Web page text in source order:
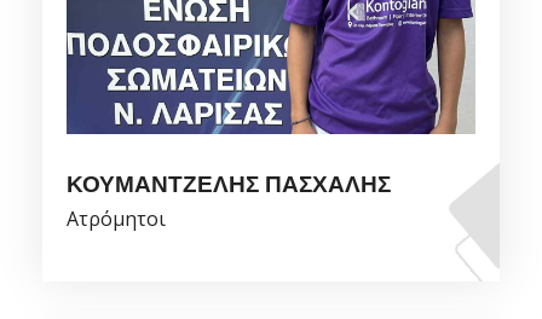
ΚΟΥΜΑΝΤΖΕΛΗΣ ΠΑΣΧΆΛΗΣ
Ατρόμητοι